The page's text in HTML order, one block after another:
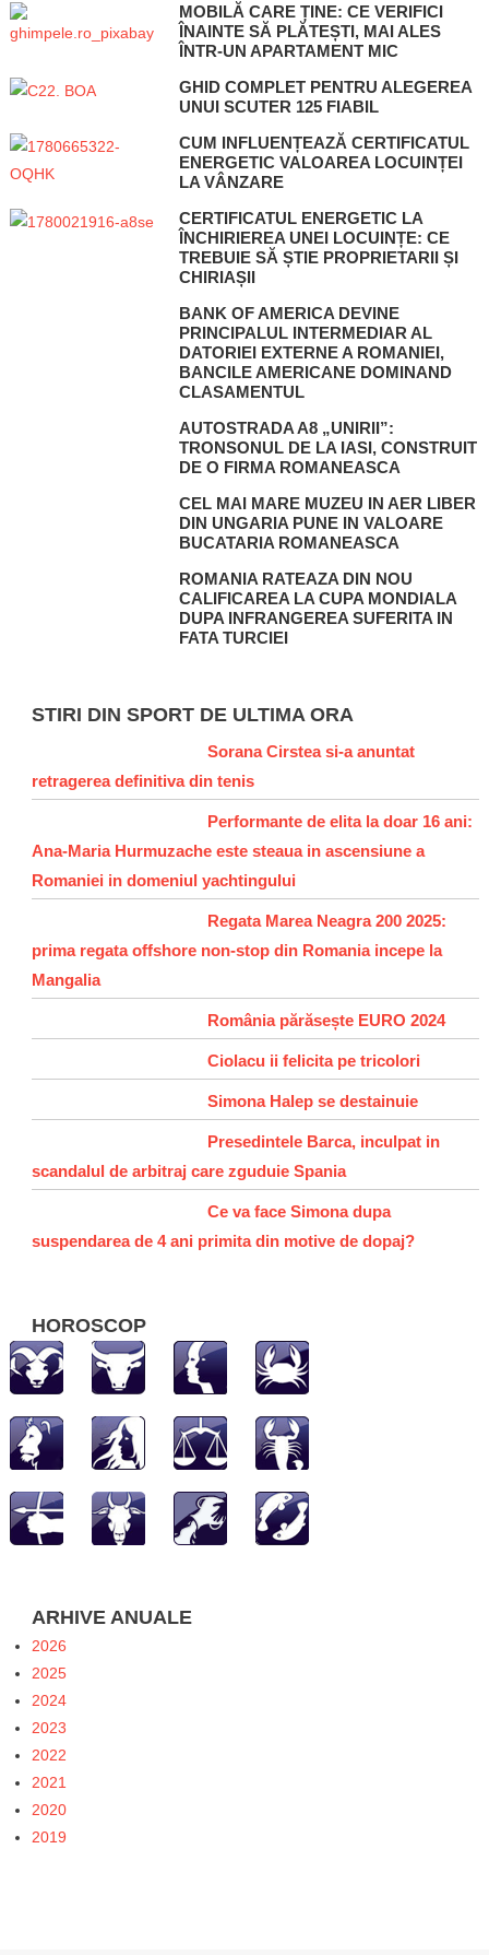
MOBILĂ CARE ȚINE: CE VERIFICI
ÎNAINTE SĂ PLĂTEȘTI, MAI ALES
ÎNTR-UN APARTAMENT MIC
GHID COMPLET PENTRU ALEGEREA
UNUI SCUTER 125 FIABIL
CUM INFLUENȚEAZĂ CERTIFICATUL
ENERGETIC VALOAREA LOCUINȚEI
LA VÂNZARE
CERTIFICATUL ENERGETIC LA
ÎNCHIRIEREA UNEI LOCUINȚE: CE
TREBUIE SĂ ȘTIE PROPRIETARII ȘI
CHIRIAȘII
BANK OF AMERICA DEVINE
PRINCIPALUL INTERMEDIAR AL
DATORIEI EXTERNE A ROMANIEI,
BANCILE AMERICANE DOMINAND
CLASAMENTUL
AUTOSTRADA A8 „UNIRII”:
TRONSONUL DE LA IASI, CONSTRUIT
DE O FIRMA ROMANEASCA
CEL MAI MARE MUZEU IN AER LIBER
DIN UNGARIA PUNE IN VALOARE
BUCATARIA ROMANEASCA
ROMANIA RATEAZA DIN NOU
CALIFICAREA LA CUPA MONDIALA
DUPA INFRANGEREA SUFERITA IN
FATA TURCIEI
STIRI DIN SPORT DE ULTIMA ORA
Sorana Cirstea si-a anuntat
retragerea definitiva din tenis
Performante de elita la doar 16 ani:
Ana-Maria Hurmuzache este steaua in ascensiune a
Romaniei in domeniul yachtingului
Regata Marea Neagra 200 2025:
prima regata offshore non-stop din Romania incepe la
Mangalia
România părăsește EURO 2024
Ciolacu ii felicita pe tricolori
Simona Halep se destainuie
Presedintele Barca, inculpat in
scandalul de arbitraj care zguduie Spania
Ce va face Simona dupa
suspendarea de 4 ani primita din motive de dopaj?
HOROSCOP
ARHIVE ANUALE
2026
2025
2024
2023
2022
2021
2020
2019